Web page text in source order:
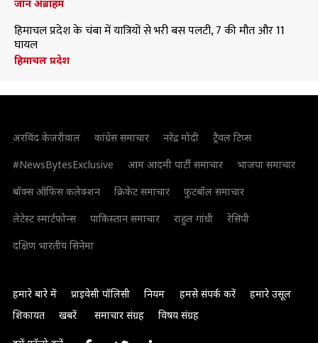
जॉन अब्राहम
हिमाचल प्रदेश के चंबा में यात्रियों से भरी बस पलटी, 7 की मौत और 11
घायल
हिमाचल प्रदेश
अरविंद केजरीवाल कांग्रेस समाचार नरेंद्र मोदी
ट्रैवल टिप्स
#NewsBytesExclusive
आम आदमी पार्टी समाचार
भाजपा समाचार
बॉक्स ऑफिस कलेक्शन
क्रिकेट समाचार
फुटबॉल समाचार
लेटेस्ट स्मार्टफोन्स
पाकिस्तान समाचार राहुल गांधी
रेसिपी
दक्षिण भारतीय सिनेमा
हमारे बारे में प्राइवेसी पॉलिसी नियम हमसे संपर्क करें
हमारे उसूल
शिकायत
खबरें समाचार संग्रह विषय संग्रह